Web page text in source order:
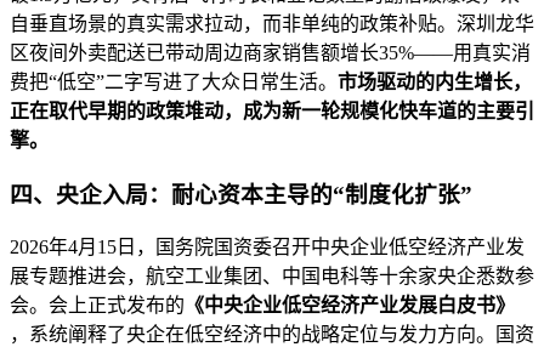
自垂直场景的真实需求拉动，而非单纯的政策补贴。深圳龙华
区夜间外卖配送已带动周边商家销售额增长35%——用真实消
费把“低空”二字写进了大众日常生活。 市场驱动的内生增长，
正在取代早期的政策堆动，成为新一轮规模化快车道的主要引
擎。
四、央企入局：耐心资本主导的“制度化扩张”
2026年4月15日，国务院国资委召开中央企业低空经济产业发
展专题推进会，航空工业集团、中国电科等十余家央企悉数参
会。会上正式发布的 《中央企业低空经济产业发展白皮书》
，系统阐释了央企在低空经济中的战略定位与发力方向。国资